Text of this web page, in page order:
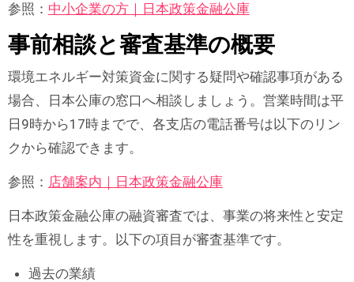
参照： 中小企業の方｜日本政策金融公庫
事前相談と審査基準の概要
環境エネルギー対策資金に関する疑問や確認事項がある
場合、日本公庫の窓口へ相談しましょう。営業時間は平
日9時から17時までで、各支店の電話番号は以下のリン
クから確認できます。
参照： 店舗案内｜日本政策金融公庫
日本政策金融公庫の融資審査では、事業の将来性と安定
性を重視します。以下の項目が審査基準です。
過去の業績